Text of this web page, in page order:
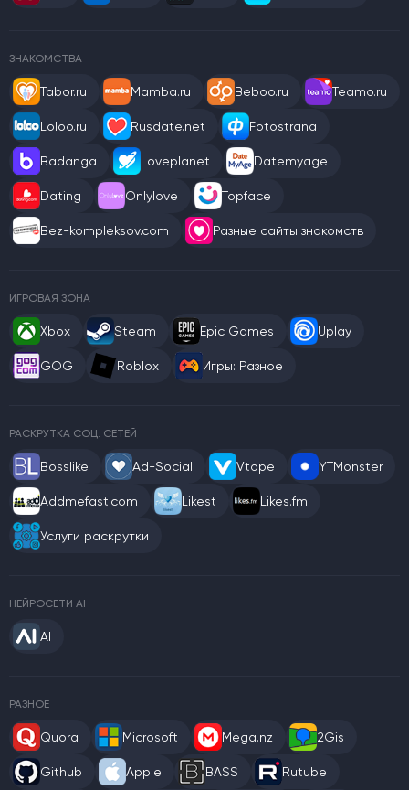
ЗНАКОМСТВА
Tabor.ru Mamba.ru Beboo.ru Teamo.ru
Loloo.ru Rusdate.net Fotostrana
Badanga Loveplanet Datemyage
Dating Onlylove Topface
Bez-kompleksov.com Разные сайты знакомств
ИГРОВАЯ ЗОНА
Xbox Steam Epic Games Uplay
GOG Roblox Игры: Разное
РАСКРУТКА СОЦ. СЕТЕЙ
Bosslike Ad-Social Vtope YTMonster
Addmefast.com Likest Likes.fm
Услуги раскрутки
НЕЙРОСЕТИ AI
AI
РАЗНОЕ
Quora Microsoft Mega.nz 2Gis
Github Apple BASS Rutube